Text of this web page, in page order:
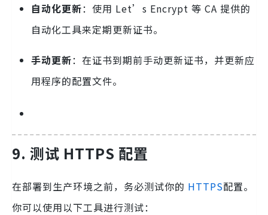
自动化更新：使用 Let’s Encrypt 等 CA 提供的
自动化工具来定期更新证书。
手动更新：在证书到期前手动更新证书，并更新应
用程序的配置文件。
9. 测试 HTTPS 配置
在部署到生产环境之前，务必测试你的 HTTPS配置。
你可以使用以下工具进行测试：